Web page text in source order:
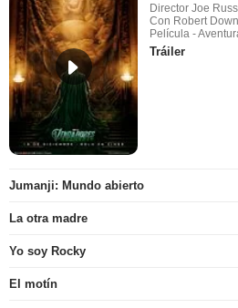
Director Joe
Con Robert
Película -
Tráiler
Jumanji: Mundo abierto
La otra madre
Yo soy Rocky
El motín